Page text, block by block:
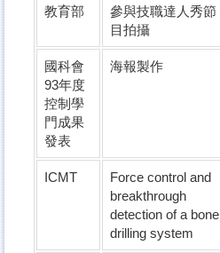
教育部
參與技職達人秀節
目拍攝
國科會
93年度
控制學
門成果
發表
海報製作
ICMT
Force control and
breakthrough
detection of a bone
drilling system